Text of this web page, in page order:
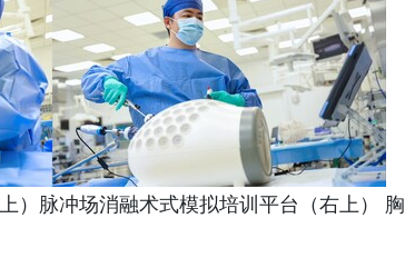
）脉冲场消融术式模拟培训平台（右上）